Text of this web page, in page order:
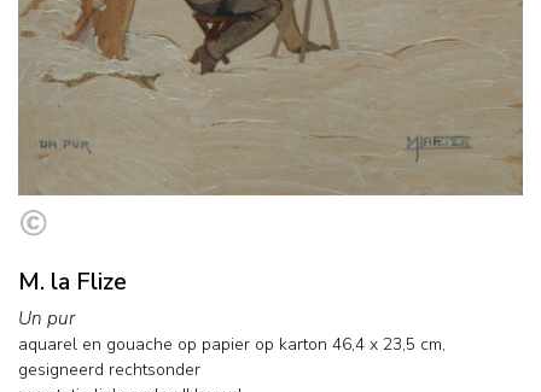
M. la Flize
Un pur
aquarel en gouache op papier op karton 46,4 x 23,5 cm,
gesigneerd rechtsonder